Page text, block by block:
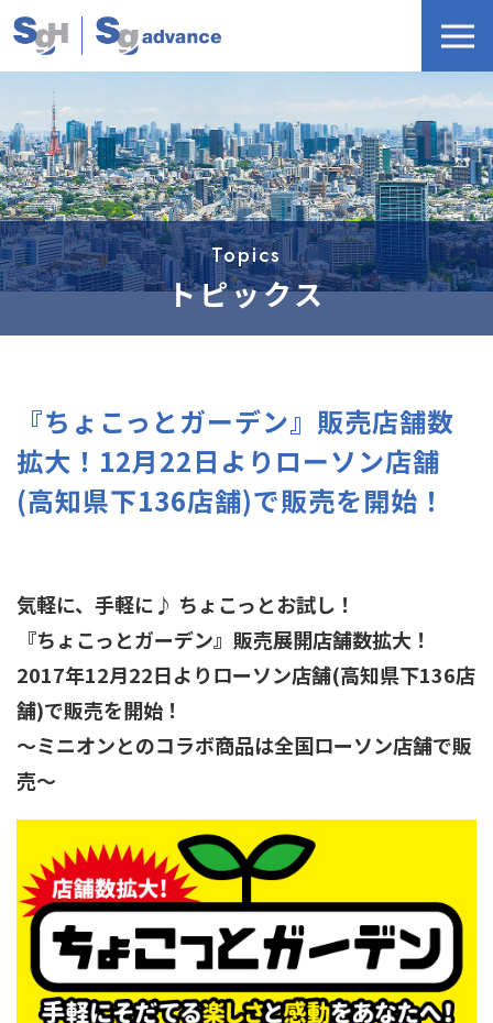
Topics
トピックス
『ちょこっとガーデン』販売店舗数
拡大！12月22日よりローソン店舗
(高知県下136店舗)で販売を開始！
気軽に、手軽に♪ ちょこっとお試し！
『ちょこっとガーデン』販売展開店舗数拡大！
2017年12月22日よりローソン店舗(高知県下136店
舗)で販売を開始！
～ミニオンとのコラボ商品は全国ローソン店舗で販
売～